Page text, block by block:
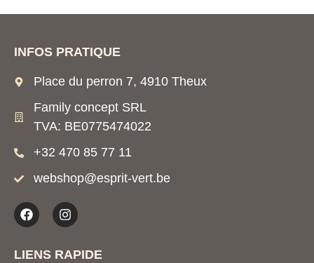
INFOS PRATIQUE
Place du perron 7, 4910 Theux
Family concept SRL
TVA: BE0775474022
+32 470 85 77 11
webshop@esprit-vert.be
LIENS RAPIDE